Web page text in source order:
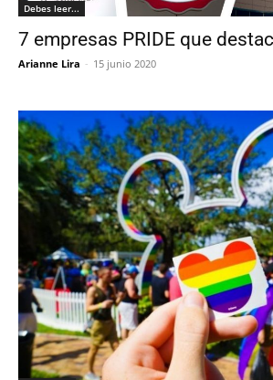
Debes leer...
7 empresas PRIDE que
Arianne Lira - 15 junio 2020